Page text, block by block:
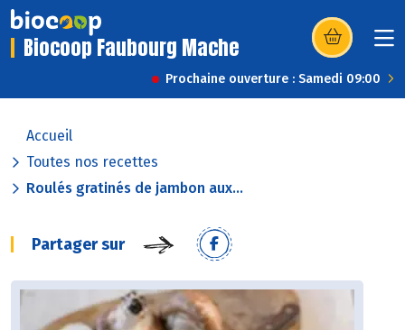
Biocoop Faubourg Mache (s’ouvre dans
Prochaine ouverture : Samedi 09:00
Accueil
Toutes nos recettes
Roulés gratinés de jambon aux...
Partager sur